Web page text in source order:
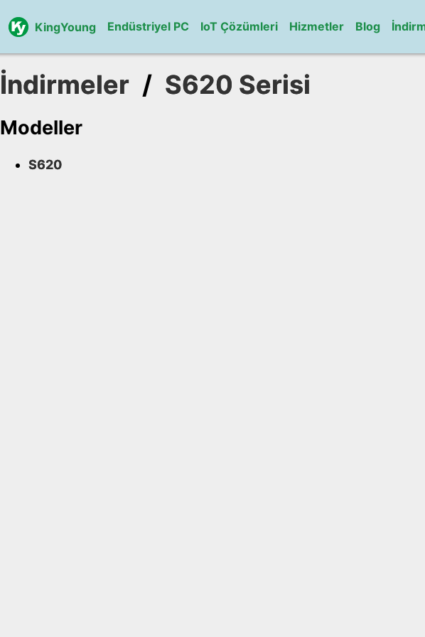
KingYoung Endüstriyel PC IoT Çözümleri Hizmetler Blog
İndirmeler / S620 Serisi
Modeller
S620